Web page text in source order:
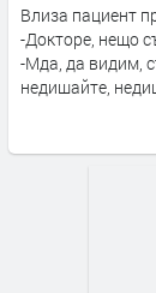
Влиза пациент
-Докторе, нещо
-Мда, да видим,
недишайте,